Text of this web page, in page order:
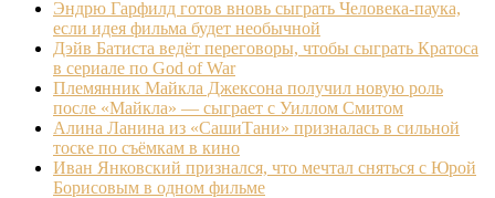
Эндрю Гарфилд готов вновь сыграть Человека-паука,
если идея фильма будет необычной
Дэйв Батиста ведёт переговоры, чтобы сыграть Кратоса
в сериале по God of War
Племянник Майкла Джексона получил новую роль
после «Майкла» — сыграет с Уиллом Смитом
Алина Ланина из «СашиТани» призналась в сильной
тоске по съёмкам в кино
Иван Янковский признался, что мечтал сняться с Юрой
Борисовым в одном фильме